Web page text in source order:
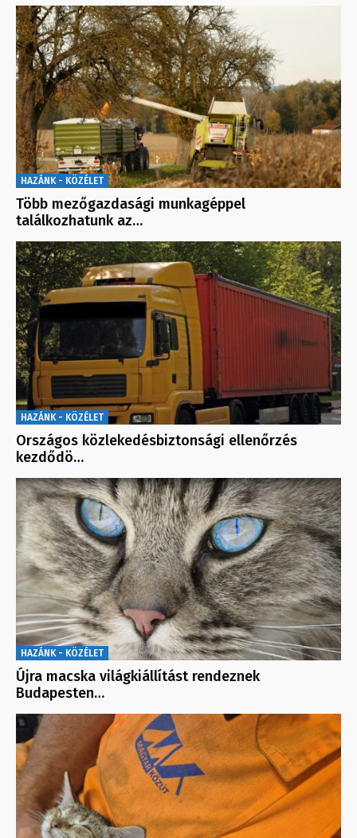
HAZÁNK - KÖZÉLET
Több mezőgazdasági munkagéppel
találkozhatunk az…
HAZÁNK - KÖZÉLET
Országos közlekedésbiztonsági ellenőrzés
kezdődö…
HAZÁNK - KÖZÉLET
Újra macska világkiállítást rendeznek
Budapesten…